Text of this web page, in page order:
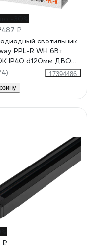
487 ₽
светильник
PPL-R WH 6Вт
IP40 d120мм ДВО
круглый
17394486
₽